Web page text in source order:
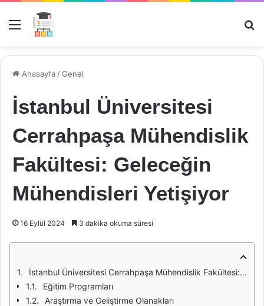
Menü
Anasayfa /Genel
İstanbul Üniversitesi
Cerrahpaşa Mühendislik
Fakültesi: Geleceğin
Mühendisleri Yetişiyor
16 Eylül 2024 3 dakika okuma süresi
İstanbul Üniversitesi Cerrahpaşa Mühendislik Fakültesi: Geleceğin Mühendisleri Yetişiyor
Eğitim Programları
Araştırma ve Geliştirme Olanakları